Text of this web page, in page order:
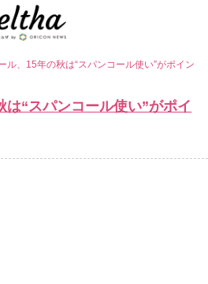
ル、15年の秋は“スパンコール使い”がポイン
は“スパンコール使い”がポイ